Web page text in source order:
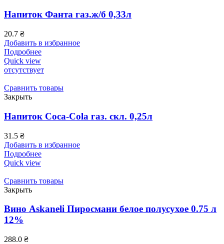
Напиток Фанта газ.ж/б 0,33л
20.7 ₴
Добавить в избранное
Подробнее
Quick view
отсутствует
Сравнить товары
Закрыть
Напиток Coca-Cola газ. скл. 0,25л
31.5 ₴
Добавить в избранное
Подробнее
Quick view
Сравнить товары
Закрыть
Вино Askaneli Пиросмани белое полусухое 0.75 л
12%
288.0 ₴